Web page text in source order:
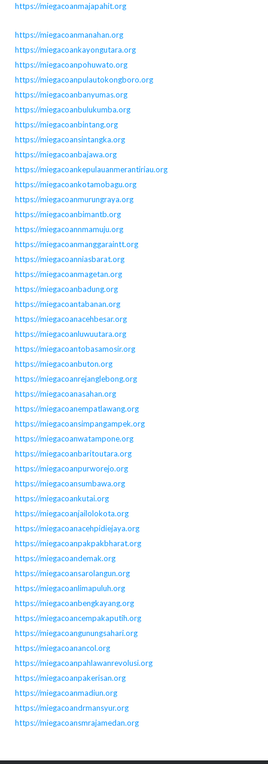
https://miegacoanmajapahit.org
https://miegacoanmanahan.org
https://miegacoankayongutara.org
https://miegacoanpohuwato.org
https://miegacoanpulautokongboro.org
https://miegacoanbanyumas.org
https://miegacoanbulukumba.org
https://miegacoanbintang.org
https://miegacoansintangka.org
https://miegacoanbajawa.org
https://miegacoankepulauanmerantiriau.org
https://miegacoankotamobagu.org
https://miegacoanmurungraya.org
https://miegacoanbimantb.org
https://miegacoannmamuju.org
https://miegacoanmanggaraintt.org
https://miegacoanniasbarat.org
https://miegacoanmagetan.org
https://miegacoanbadung.org
https://miegacoantabanan.org
https://miegacoanacehbesar.org
https://miegacoanluwuutara.org
https://miegacoantobasamosir.org
https://miegacoanbuton.org
https://miegacoanrejanglebong.org
https://miegacoanasahan.org
https://miegacoanempatlawang.org
https://miegacoansimpangampek.org
https://miegacoanwatampone.org
https://miegacoanbaritoutara.org
https://miegacoanpurworejo.org
https://miegacoansumbawa.org
https://miegacoankutai.org
https://miegacoanjailolokota.org
https://miegacoanacehpidiejaya.org
https://miegacoanpakpakbharat.org
https://miegacoandemak.org
https://miegacoansarolangun.org
https://miegacoanlimapuluh.org
https://miegacoanbengkayang.org
https://miegacoancempakaputih.org
https://miegacoangunungsahari.org
https://miegacoanancol.org
https://miegacoanpahlawanrevolusi.org
https://miegacoanpakerisan.org
https://miegacoanmadiun.org
https://miegacoandrmansyur.org
https://miegacoansmrajamedan.org